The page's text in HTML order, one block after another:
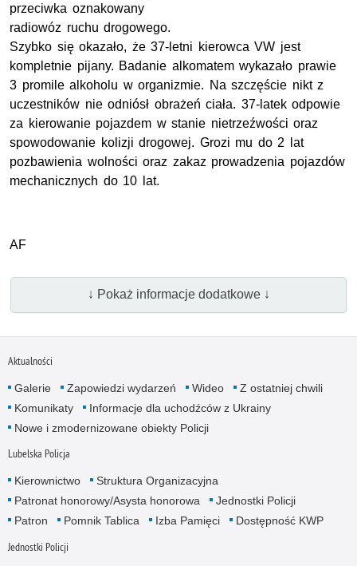
przeciwka oznakowany
radiowóz ruchu drogowego.
Szybko się okazało, że 37-letni kierowca VW jest
kompletnie pijany. Badanie alkomatem wykazało prawie
3 promile alkoholu w organizmie. Na szczęście nikt z
uczestników nie odniósł obrażeń ciała. 37-latek odpowie
za kierowanie pojazdem w stanie nietrzeźwości oraz
spowodowanie kolizji drogowej. Grozi mu do 2 lat
pozbawienia wolności oraz zakaz prowadzenia pojazdów
mechanicznych do 10 lat.
AF
↓ Pokaż informacje dodatkowe ↓
Aktualności
Galerie Zapowiedzi wydarzeń Wideo
Z ostatniej chwili
Komunikaty
Informacje dla uchodźców z Ukrainy
Nowe i zmodernizowane obiekty Policji
Lubelska Policja
Kierownictwo
Struktura Organizacyjna
Patronat honorowy/Asysta honorowa
Jednostki Policji
Patron
Pomnik Tablica Izba Pamięci Dostępność KWP
Jednostki Policji